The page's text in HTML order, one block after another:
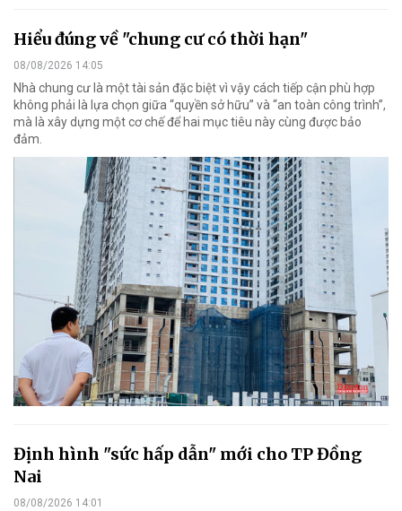
Hiểu đúng về "chung cư có thời hạn"
08/08/2026 14:05
Nhà chung cư là một tài sản đặc biệt vì vậy cách tiếp cận phù hợp
không phải là lựa chọn giữa “quyền sở hữu” và “an toàn công trình”,
mà là xây dựng một cơ chế để hai mục tiêu này cùng được bảo
đảm.
Định hình "sức hấp dẫn" mới cho TP Đồng
Nai
08/08/2026 14:01